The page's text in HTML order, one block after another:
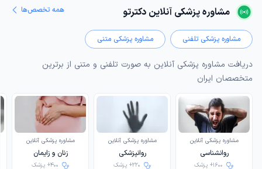
مشاوره پزشکی آنلاین دکترتو همه تخصص‌ها
مشاوره پزشکی تلفنی مشاوره پزشکی متنی
دریافت مشاوره پزشکی آنلاین به صورت تلفنی و متنی از برترین
متخصصان ایران
مشاوره پزشکی آنلاین
روانشناسی
1600+ پزشک
مشاوره پزشکی آنلاین
روانپزشکی
220+ پزشک
مشاوره پزشکی آنلاین
زنان و زایمان
400+ پزشک